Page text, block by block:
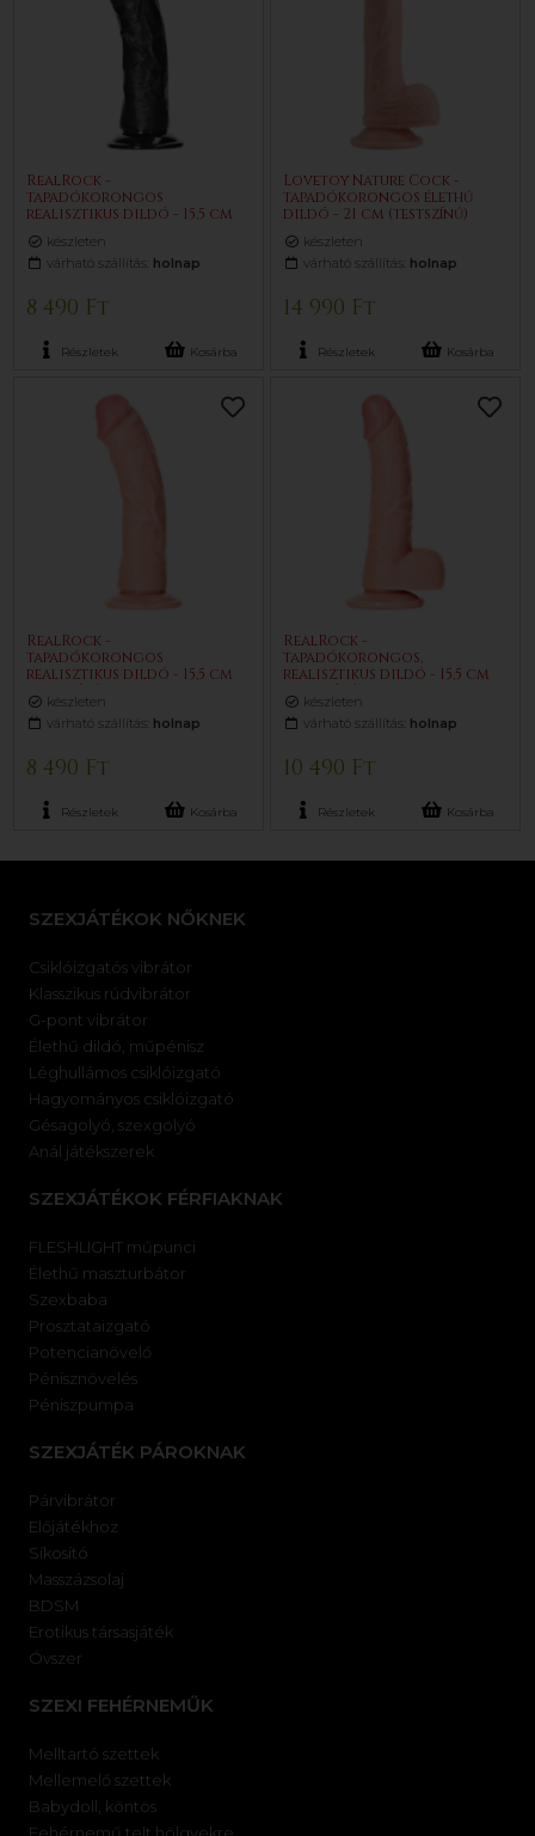
RealRock -
tapadókorongos
realisztikus dildó - 15,5 cm
készleten
várható szállítás: holnap
8 490 Ft
Részletek Kosárba
Lovetoy Nature Cock -
tapadókorongos élethű
dildó - 21 cm (testszínű)
készleten
várható szállítás: holnap
14 990 Ft
Részletek Kosárba
RealRock -
tapadókorongos
realisztikus dildó - 15,5 cm
(testszínű)
készleten
várható szállítás: holnap
8 490 Ft
Részletek Kosárba
RealRock -
tapadókorongos,
realisztikus dildó - 15,5 cm
(testszínű)
készleten
várható szállítás: holnap
10 490 Ft
Részletek Kosárba
SZEXJÁTÉKOK NŐKNEK
Csiklóizgatós vibrátor
Klasszikus rúdvibrátor
G-pont vibrátor
Élethű dildó, műpénisz
Léghullámos csiklóizgató
Hagyományos csiklóizgató
Gésagolyó, szexgolyó
Anál játékszerek
SZEXJÁTÉKOK FÉRFIAKNAK
FLESHLIGHT műpunci
Élethű maszturbátor
Szexbaba
Prosztataizgató
Potencianövelő
Pénisznövelés
Péniszpumpa
SZEXJÁTÉK PÁROKNAK
Párvibrátor
Előjátékhoz
Síkosító
Masszázsolaj
BDSM
Erotikus társasjáték
Óvszer
SZEXI FEHÉRNEMŰK
Melltartó szettek
Mellemelő szettek
Babydoll, köntös